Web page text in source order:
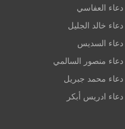
دعاء العفاسي
دعاء خالد الجليل
دعاء السديس
دعاء منصور السالمي
دعاء محمد جبريل
دعاء ادريس أبكر